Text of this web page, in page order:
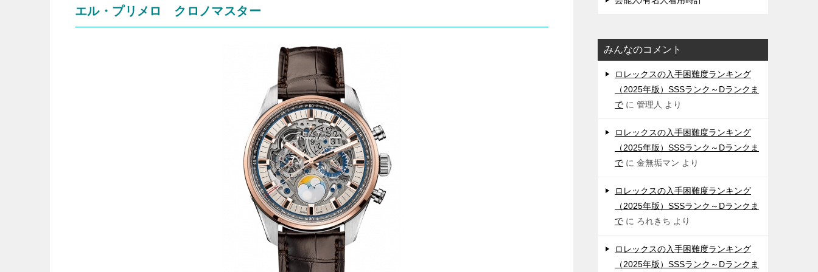
エル・プリメロ クロノマスター
みんなのコメント
ロレックスの入手困難度ランキング
（2025年版）SSSランク～Dランクま
で に 管理人 より
ロレックスの入手困難度ランキング
（2025年版）SSSランク～Dランクま
で に 金無垢マン より
ロレックスの入手困難度ランキング
（2025年版）SSSランク～Dランクま
で に ろれきち より
ロレックスの入手困難度ランキング
（2025年版）SSSランク～Dランクま